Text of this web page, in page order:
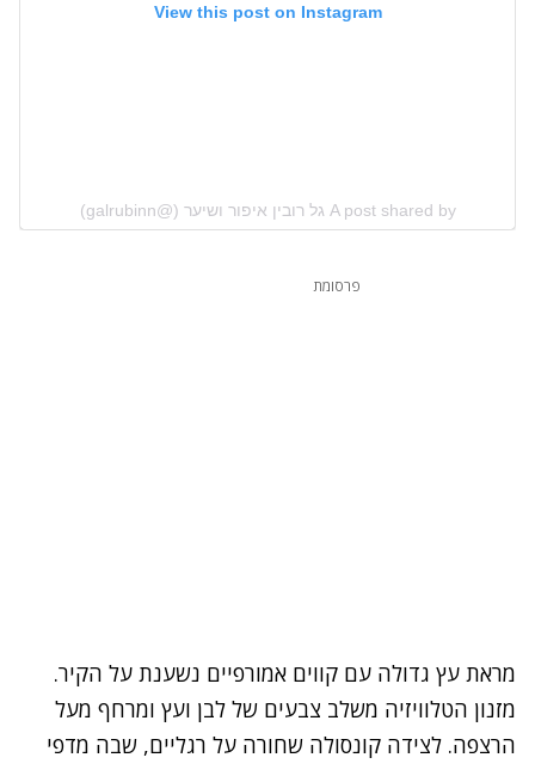
View this post on Instagram
A post shared by גל רובין איפור ושיער (@galrubinn)
פרסומת
מראת עץ גדולה עם קווים אמורפיים נשענת על הקיר.
מזנון הטלוויזיה משלב צבעים של לבן ועץ ומרחף מעל
הרצפה. לצידה קונסולה שחורה על רגליים, שבה מדפי